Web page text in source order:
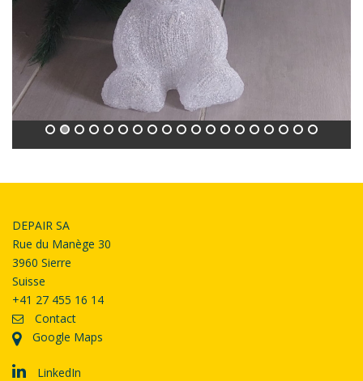
DEPAIR SA
Rue du Manège 30
3960 Sierre
Suisse
+41 27 455 16 14
Contact
Google Maps
LinkedIn